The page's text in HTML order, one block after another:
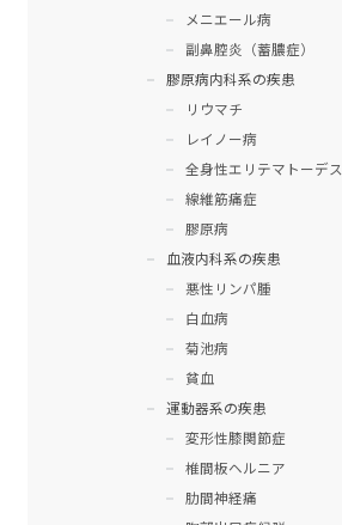
メニエール病
副鼻腔炎（蓄膿症）
膠原病内科系の疾患
リウマチ
レイノー病
全身性エリテマトーデス
線維筋痛症
膠原病
血液内科系の疾患
悪性リンパ腫
白血病
菊池病
貧血
運動器系の疾患
変形性膝関節症
椎間板ヘルニア
肋間神経痛